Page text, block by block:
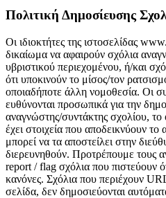
Πολιτική Δημοσίευσης
Οι ιδιοκτήτες της ιστοσελίδας
δικαίωμα να αφαιρούν σχόλια
υβριστικού περιεχομένου, ή/και
ότι υποκινούν το μίσος/τον
οποιαδήποτε άλλη νομοθεσία. Οι
ευθύνονται προσωπικά για την
αναγνώστης/συντάκτης σχολίου, το
έχει στοιχεία που αποδεικνύουν
μπορεί να τα αποστείλει στην
διερευνηθούν. Προτρέπουμε τους
report / flag σχόλια που πιστεύουν
κανόνες. Σχόλια που περιέχουν
σελίδα, δεν δημοσιεύονται